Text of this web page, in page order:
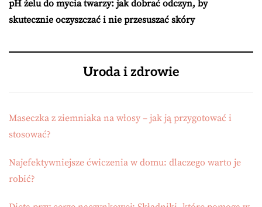
pH żelu do mycia twarzy: jak dobrać odczyn, by
skutecznie oczyszczać i nie przesuszać skóry
Uroda i zdrowie
Maseczka z ziemniaka na włosy – jak ją przygotować i
stosować?
Najefektywniejsze ćwiczenia w domu: dlaczego warto je
robić?